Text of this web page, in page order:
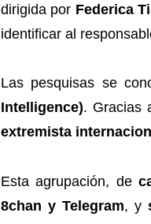
dirigida por Federica
identificar al
Las pesquisas se
Intelligence). Gracias
extremista
Esta agrupación, de
8chan y Telegram, y